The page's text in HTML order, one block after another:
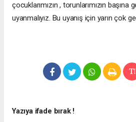
çocuklarımızın , torunlarımızın başına
uyanmalıyız. Bu uyanış için yarın çok
Yazıya ifade bırak !